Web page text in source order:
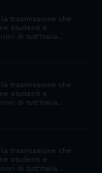
trasmissione che
studenti e
di tutt'Italia...
trasmissione che
studenti e
di tutt'Italia...
trasmissione che
studenti e
di tutt'Italia...